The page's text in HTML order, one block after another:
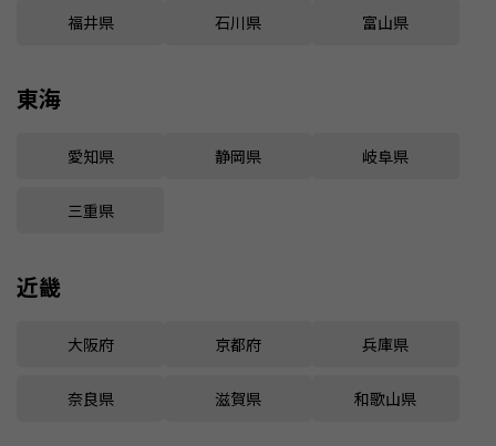
福井県 石川県 富山県
東海
愛知県 静岡県 岐阜県
三重県
近畿
大阪府 京都府 兵庫県
奈良県 滋賀県 和歌山県